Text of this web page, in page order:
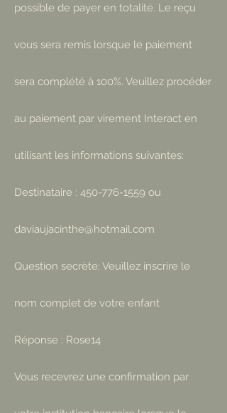
possible de payer en totalité. Le reçu
vous sera remis lorsque le paiement
sera complété à 100%. Veuillez procéder
au paiement par virement Interact en
utilisant les informations suivantes:
Destinataire : 450-776-1559 ou
daviaujacinthe@hotmail.com
Question secrète: Veuillez inscrire le
nom complet de votre enfant
Réponse : Rose14
Vous recevrez une confirmation par